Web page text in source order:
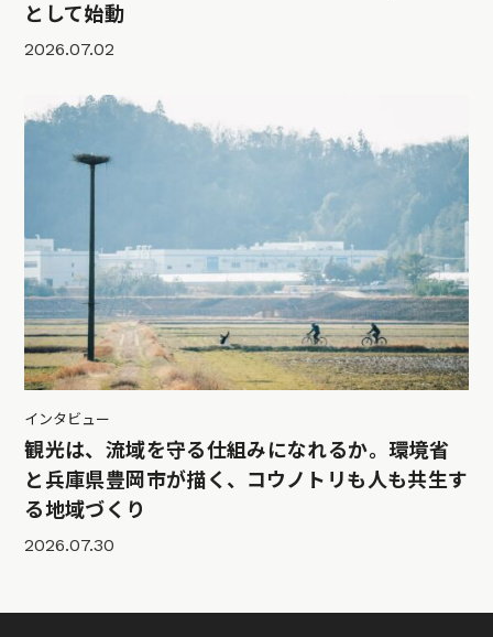
として始動
2026.07.02
インタビュー
観光は、流域を守る仕組みになれるか。環境省
と兵庫県豊岡市が描く、コウノトリも人も共生す
る地域づくり
2026.07.30